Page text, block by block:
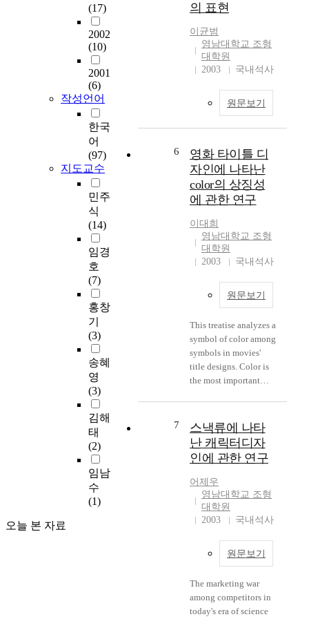
(17)
2002
(10)
2001
(6)
작성언어
한국
어
(97)
지도교수
민주
식
(14)
임경
호
(7)
홍창
기
(3)
송혜
영
(3)
김해
태
(2)
임남
수
(1)
오늘 본 자료
the Busan Biennale in
Sea Art Festival, the
Garden Sculpture
Exhibition of Buasn
City, and Busan
International
Contemporary Art
Festival, which has
been held twice, as
And they gave a high
possibility and a
foundation to Busan to
beable to become
fine arts. In this article,
it is stuted the
background of Busan
Biennale, the character
of all the festivals in
Busan and the present
conditions with
hoping that Busan
Biennale could take
the first class of fine
arts as well as other
parts of art in the world
changed. Also, focused
International
Contemporary Art
Festival, it is
pactical problems with
doing the event and
perspectives of Busan
is hard to mention the
way to develop it and
Busan Biennale is held
with new name. The
only thing to do is as
of management process
like other fields. In that
purpose, I attempted to
identify the necessity
of introduction of the
exhibitions through
the documental study
marketing planning for
the 'Daily Aesthetics of
Jogakbo' which is an
arts exhibition
designed for this case
study. And after
applying the deducted
marketing strategy to
the planning,
operating of the
results of that as the
conclusion of this
study. To get an
objective accuracy of
this marketing analysis
and evaluation, a
been held of the
overall matters about
the exhibition. And
based on the
interviews with related
specialists and arts
planners, books and
documents and
investigation in the
Seoul and Taegu area
for a year. As a
theoretical study
results, the concept
의 표현
이균범
영남대학교 조형
대학원
2003
국내석사
원문보기
6
영화 타이틀 디
자인에 나타난
color의 상징성
에 관한 연구
이대희
영남대학교 조형
대학원
2003
국내석사
원문보기
This treatise analyzes a
symbol of color among
symbols in movies'
title designs. Color is
the most important
movies to make
humans emotional
easily. I am going to
analyze an expression
and its application of
color which suggests
the import of the
movies in the titles
significantly within
design is a part of the
most distinguished
design elements in the
7
스낵류에 나타
난 캐릭터디자
인에 관한 연구
어제우
영남대학교 조형
대학원
2003
국내석사
원문보기
The marketing war
among competitors in
today's era of science